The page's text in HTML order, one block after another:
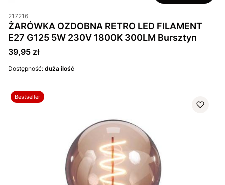
217216
ŻARÓWKA OZDOBNA RETRO LED FILAMENT
E27 G125 5W 230V 1800K 300LM Bursztyn
Cena
39,95 zł
Dostępność: duża ilość
Bestseller